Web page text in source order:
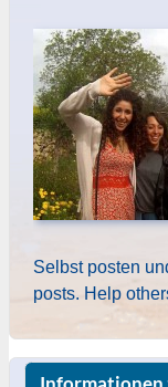
Selbst posten
posts. Help